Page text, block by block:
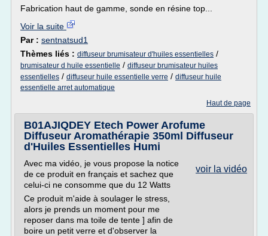
Fabrication haut de gamme, sonde en résine top...
Voir la suite
Par : sentnatsud1
Thèmes liés : diffuseur brumisateur d'huiles essentielles /
brumisateur d huile essentielle / diffuseur brumisateur huiles
essentielles / diffuseur huile essentielle verre / diffuseur huile
essentielle arret automatique
Haut de page
B01AJIQDEY Etech Power Arofume
Diffuseur Aromathérapie 350ml Diffuseur
d'Huiles Essentielles Humi
voir la vidéo
Avec ma vidéo, je vous propose la notice
de ce produit en français et sachez que
celui-ci ne consomme que du 12 Watts
Ce produit m'aide à soulager le stress,
alors je prends un moment pour me
reposer dans ma toile de tente ] afin de
boire un petit verre et d'observer la